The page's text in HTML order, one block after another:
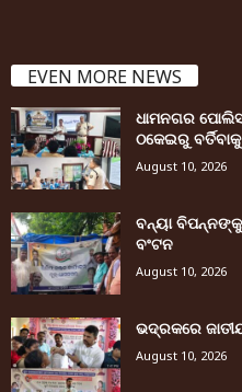
EVEN MORE NEWS
ଧାମନଗର
ଠକେଇରୁ
August 10, 2026
ବନ୍ୟା
ବଂଟନ
August 10, 2026
ଭଦ୍ରକରେ
August 10, 2026